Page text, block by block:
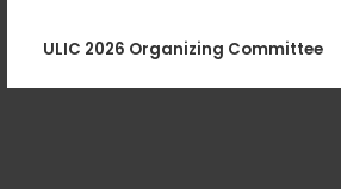
ULIC 2026 Organizing Committee